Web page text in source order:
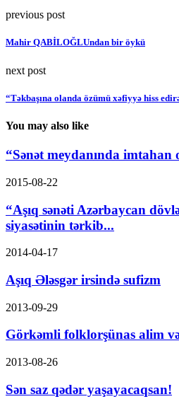
previous post
Mahir QABİLOĞLUndan bir öykü
next post
“Təkbaşına olanda özümü xəfiyyə hiss
You may also like
“Sənət meydanında
2015-08-22
“Aşıq sənəti Azərbaycan
siyasətinin tərkib...
2014-04-17
Aşıq Ələsgər irsində sufizm
2013-09-29
Görkəmli folklorşünas alim
2013-08-26
Sən saz qədər yaşayacaqsan!